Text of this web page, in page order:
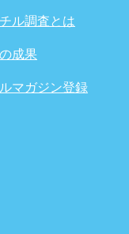
ル調査とは
成果
マガジン登録